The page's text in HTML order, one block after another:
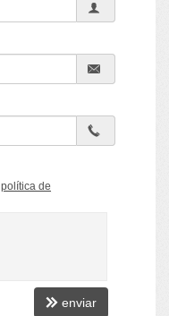
política de
enviar